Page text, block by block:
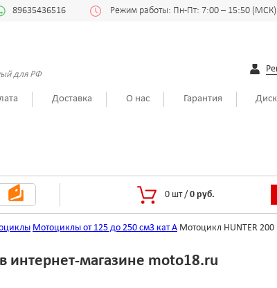
89635436516 Режим работы: Пн-Пт: 7:00 – 15:50
для РФ
Доставка О нас Гарантия
0 шт / 0 руб.
Мотоциклы от 125 до 250 см3 кат А Мотоцикл HUNTER 200
интернет-магазине moto18.ru